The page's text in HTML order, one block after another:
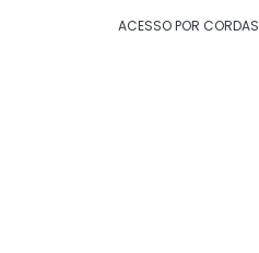
ACESSO POR